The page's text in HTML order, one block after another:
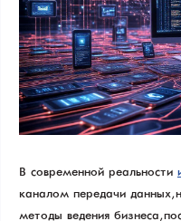
В современной реальности
каналом передачи данных,
методы ведения бизнеса,